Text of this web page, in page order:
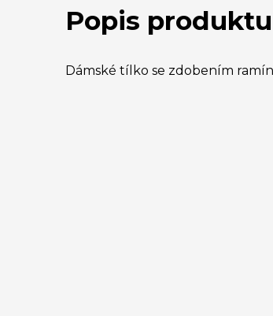
Popis produktu
Dámské tílko se zdobením